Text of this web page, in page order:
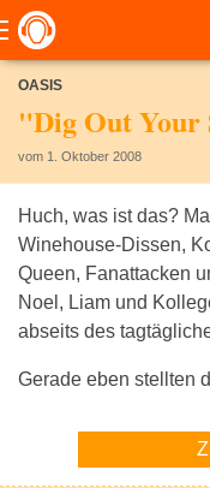
OASIS
"Dig Out Your
vom 1. Oktober 2008
Huch, was ist das?
Winehouse-Dissen,
Queen, Fanattacken
Noel, Liam und
abseits des
Gerade eben stellten